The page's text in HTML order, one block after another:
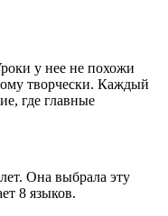
у нее не похожи
творчески. Каждый
где главные
Она выбрала эту
8 языков.